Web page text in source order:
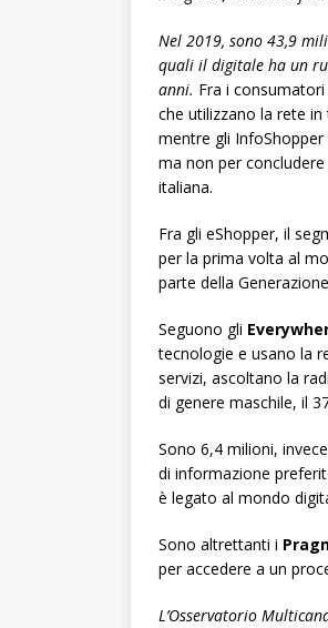
Nel 2019, sono 43,9
quali il digitale ha un
anni. Fra i
che utilizzano la rete
mentre gli
ma non per
italiana.
Fra gli eShopper, il
per la prima volta al
parte della
Seguono gli
tecnologie e usano la
servizi, ascoltano la
di genere maschile, il
Sono 6,4 milioni,
di informazione
è legato al mondo
Sono altrettanti i
per accedere a un
L’Osservatorio